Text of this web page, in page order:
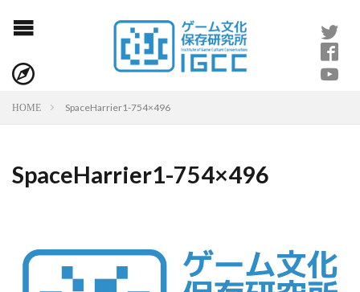
HOME SpaceHarrier1-754×496
SpaceHarrier1-754×496